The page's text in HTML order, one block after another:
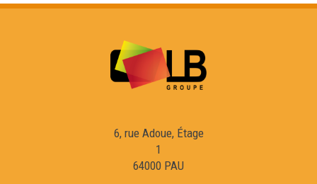
6, rue Adoue, Étage
1
64000 PAU